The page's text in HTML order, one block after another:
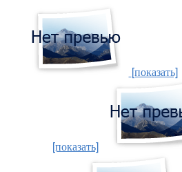
[показать]
[показать]